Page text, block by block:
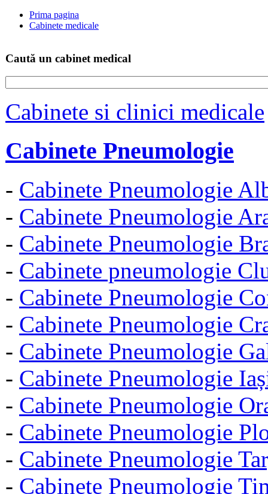
Prima pagina
Cabinete medicale
Caută un cabinet medical
Cabinete si clinici medicale
Cabinete Pneumologie
- Cabinete Pneumologie
- Cabinete Pneumologie
- Cabinete Pneumologie
- Cabinete pneumologie
- Cabinete Pneumologie
- Cabinete Pneumologie
- Cabinete Pneumologie
- Cabinete Pneumologie
- Cabinete Pneumologie
- Cabinete Pneumologie
- Cabinete Pneumologie
- Cabinete Pneumologie